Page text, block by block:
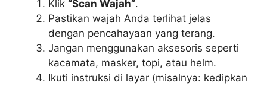
Klik “Scan Wajah”.
Pastikan wajah Anda terlihat jelas
dengan pencahayaan yang terang.
Jangan menggunakan aksesoris seperti
kacamata, masker, topi, atau helm.
Ikuti instruksi di layar (misalnya: kedipkan